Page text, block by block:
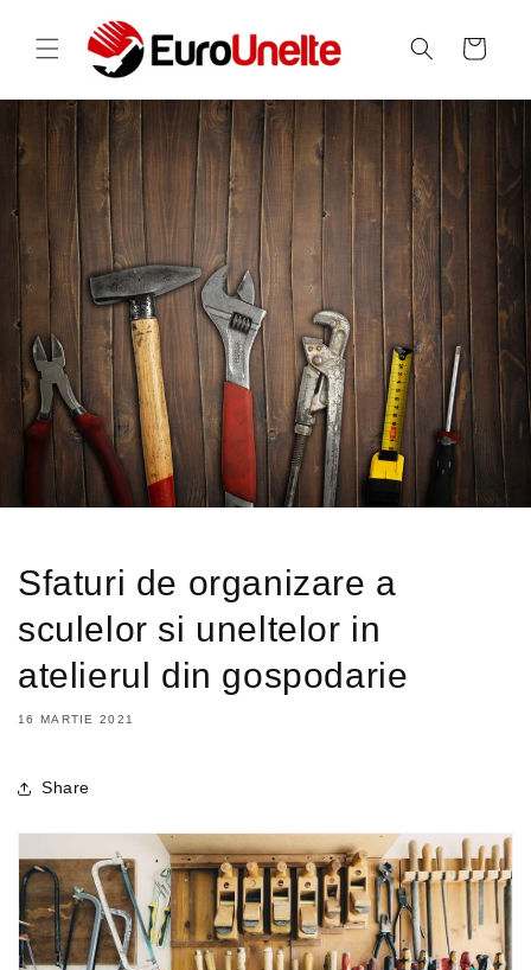
conținut
Coș
Sfaturi de organizare a
sculelor si uneltelor in
atelierul din gospodarie
16 MARTIE 2021
Share